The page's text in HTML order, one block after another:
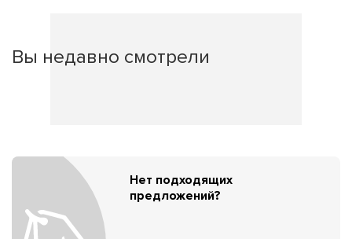
Вы недавно смотрели
Нет подходящих
предложений?